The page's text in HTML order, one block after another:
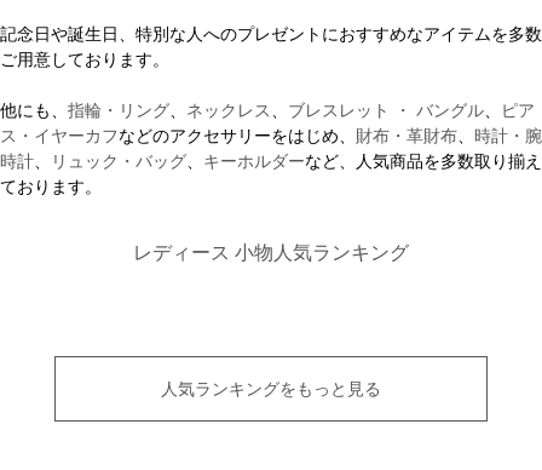
記念日や誕生日、特別な人へのプレゼントにおすすめなアイテムを多数
ご用意しております。
他にも、 指輪・リング ネックレス ブレスレット ・ バングル
ピア
ス・イヤーカフなどのアクセサリーをはじめ、 財布・革財布
時計・腕
時計
リュック・バッグ キーホルダーなど、人気商品を多数取り揃え
ております。
レディース 小物人気ランキング
人気ランキングをもっと見る